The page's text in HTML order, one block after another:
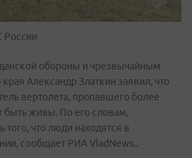
России
обороны и чрезвычайным
Александр Златкин заявил, что
вертолета, пропавшего более
быть живы. По его словам,
того, что люди находятся в
сообщает РИА VladNews..